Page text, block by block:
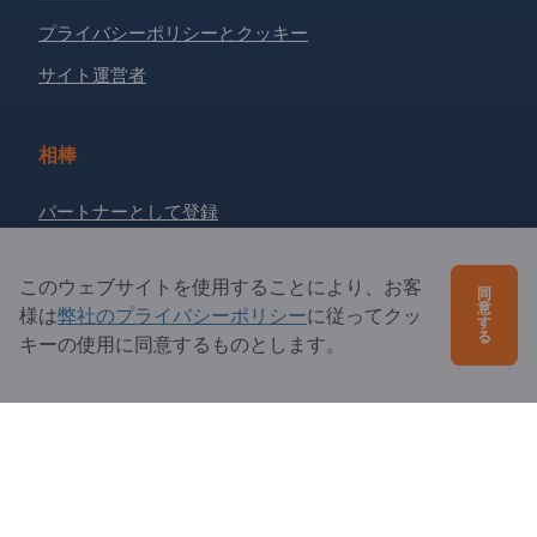
プライバシーポリシーとクッキー
サイト運営者
相棒
パートナーとして登録
ご質問は？
このウェブサイトを使用することにより、お客
様は弊社のプライバシーポリシーに従ってクッ
キーの使用に同意するものとします。
同
意
す
る